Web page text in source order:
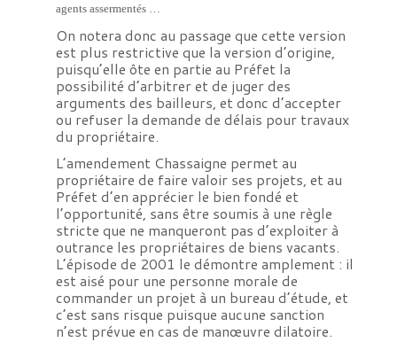
agents assermentés …
On notera donc au passage que cette version
est plus restrictive que la version d’origine,
puisqu’elle ôte en partie au Préfet la
possibilité d’arbitrer et de juger des
arguments des bailleurs, et donc d’accepter
ou refuser la demande de délais pour travaux
du propriétaire.
L’amendement Chassaigne permet au
propriétaire de faire valoir ses projets, et au
Préfet d’en apprécier le bien fondé et
l’opportunité, sans être soumis à une règle
stricte que ne manqueront pas d’exploiter à
outrance les propriétaires de biens vacants.
L’épisode de 2001 le démontre amplement : il
est aisé pour une personne morale de
commander un projet à un bureau d’étude, et
c’est sans risque puisque aucune sanction
n’est prévue en cas de manœuvre dilatoire.